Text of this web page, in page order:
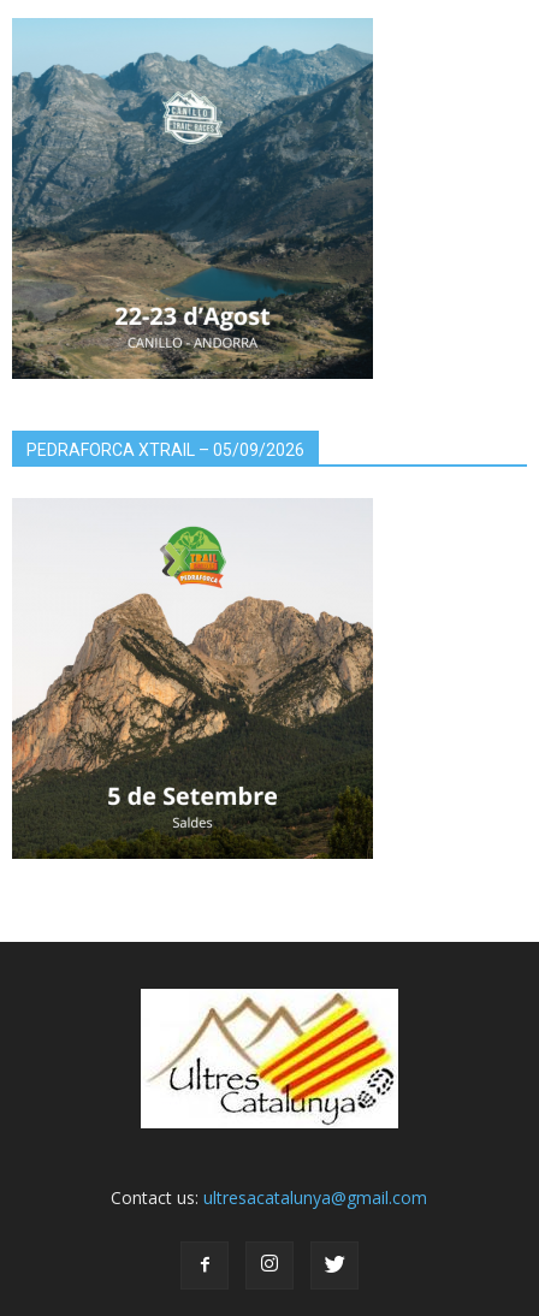
PEDRAFORCA XTRAIL – 05/09/2026
Contact us:ultresacatalunya@gmail.com